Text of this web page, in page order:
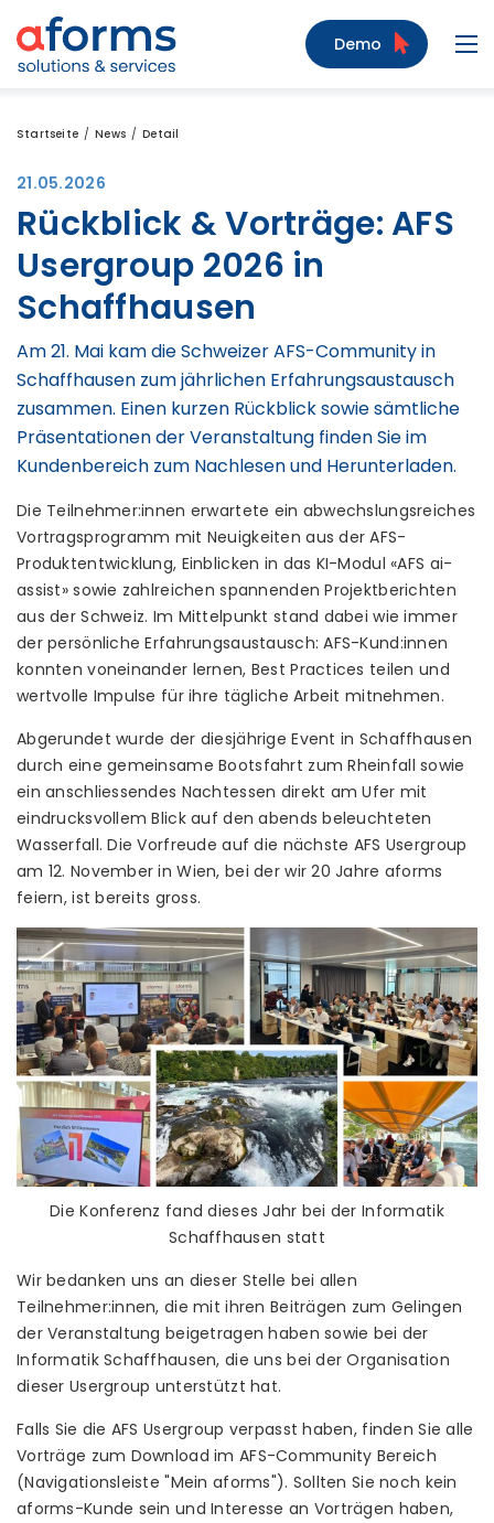
Zum Inhalt
Zum Menü
Zur Suche
Demo
Startseite News Detail
21.05.2026
Rückblick & Vorträge: AFS
Usergroup 2026 in
Schaffhausen
Am 21. Mai kam die Schweizer AFS-Community in
Schaffhausen zum jährlichen Erfahrungsaustausch
zusammen. Einen kurzen Rückblick sowie sämtliche
Präsentationen der Veranstaltung finden Sie im
Kundenbereich zum Nachlesen und Herunterladen.
Die Teilnehmer:innen erwartete ein abwechslungsreiches
Vortragsprogramm mit Neuigkeiten aus der AFS-
Produktentwicklung, Einblicken in das KI-Modul «AFS ai-
assist» sowie zahlreichen spannenden Projektberichten
aus der Schweiz. Im Mittelpunkt stand dabei wie immer
der persönliche Erfahrungsaustausch: AFS-Kund:innen
konnten voneinander lernen, Best Practices teilen und
wertvolle Impulse für ihre tägliche Arbeit mitnehmen.
Abgerundet wurde der diesjährige Event in Schaffhausen
durch eine gemeinsame Bootsfahrt zum Rheinfall sowie
ein anschliessendes Nachtessen direkt am Ufer mit
eindrucksvollem Blick auf den abends beleuchteten
Wasserfall. Die Vorfreude auf die nächste AFS Usergroup
am 12. November in Wien, bei der wir 20 Jahre aforms
feiern, ist bereits gross.
Die Konferenz fand dieses Jahr bei der Informatik
Schaffhausen statt
Wir bedanken uns an dieser Stelle bei allen
Teilnehmer:innen, die mit ihren Beiträgen zum Gelingen
der Veranstaltung beigetragen haben sowie bei der
Informatik Schaffhausen, die uns bei der Organisation
dieser Usergroup unterstützt hat.
Falls Sie die AFS Usergroup verpasst haben, finden Sie alle
Vorträge zum Download im AFS-Community Bereich
(Navigationsleiste "Mein aforms"). Sollten Sie noch kein
aforms-Kunde sein und Interesse an Vorträgen haben,